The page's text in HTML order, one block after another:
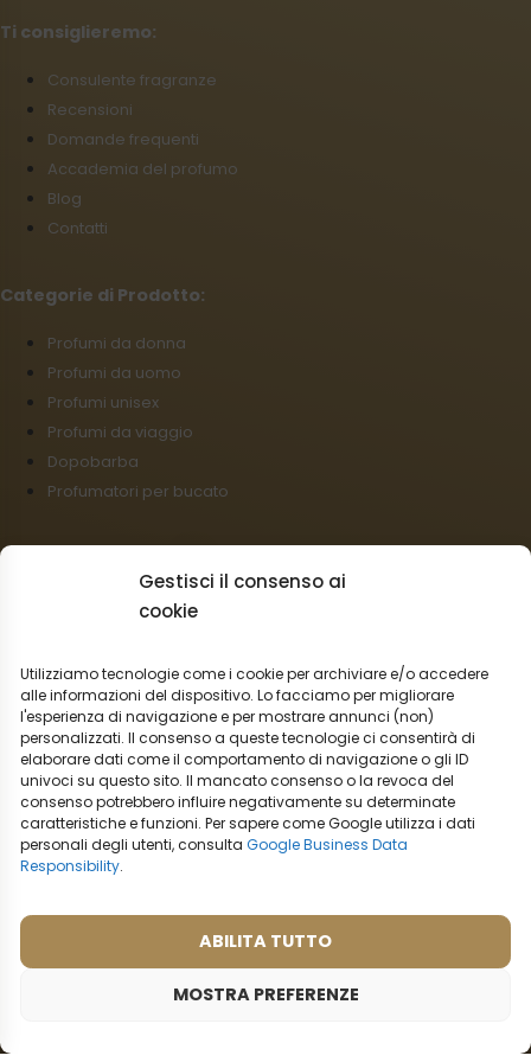
Gestisci il consenso ai
cookie
Utilizziamo tecnologie come i cookie per archiviare e/o accedere
alle informazioni del dispositivo. Lo facciamo per migliorare
l'esperienza di navigazione e per mostrare annunci (non)
personalizzati. Il consenso a queste tecnologie ci consentirà di
elaborare dati come il comportamento di navigazione o gli ID
univoci su questo sito. Il mancato consenso o la revoca del
consenso potrebbero influire negativamente su determinate
caratteristiche e funzioni. Per sapere come Google utilizza i dati
personali degli utenti, consultaGoogle Business Data
Responsibility.
ABILITA TUTTO
MOSTRA PREFERENZE
Ti consiglieremo:
Consulente fragranze
Recensioni
Domande frequenti
Accademia del profumo
Blog
Contatti
Categorie di Prodotto:
Profumi da donna
Profumi da uomo
Profumi unisex
Profumi da viaggio
Dopobarba
Profumatori per bucato
Il negozio:
Condizioni commerciali
Informazioni sulla spedizione
Impostazioni cookies
Vendita all’ingrosso
Recesso dal contratto
Italiano
Opzioni di trasporto:
Opzioni di pagamento:
© 2026 - Tutti i diritti riservati